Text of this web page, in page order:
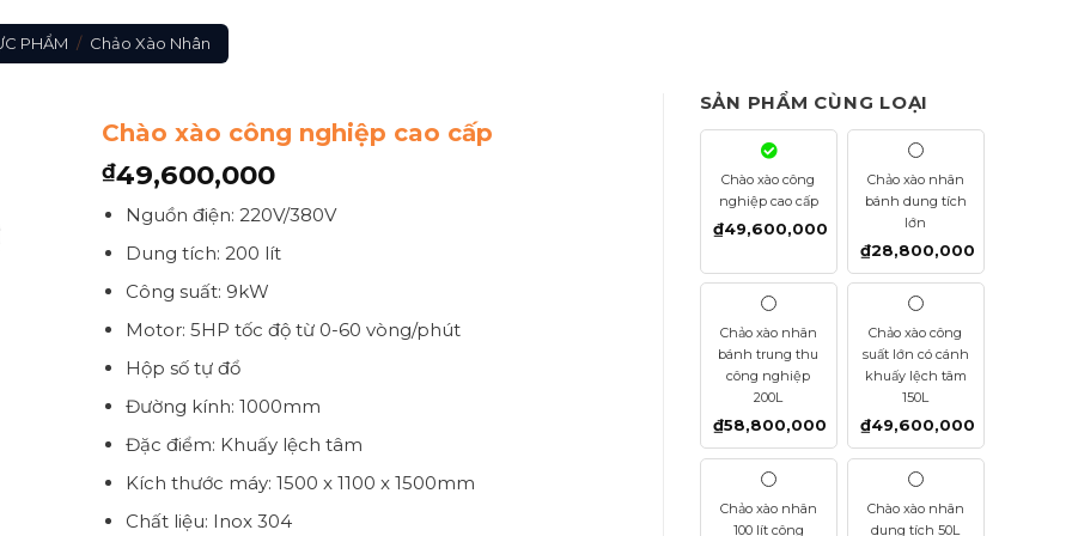
PHẨM / Chảo Xào Nhân
Chào xào công nghiệp cao cấp
₫49,600,000
Nguồn điện: 220V/380V
Dung tích: 200 lít
Công suất: 9kW
Motor: 5HP tốc độ từ 0-60 vòng/phút
Hộp số tự đổ
Đường kính: 1000mm
Đặc điểm: Khuấy lệch tâm
Kích thước máy: 1500 x 1100 x 1500mm
Chất liệu: Inox 304
SẢN PHẨM CÙNG LOẠI
Chào xào công
nghiệp cao cấp
₫49,600,000
Chảo xào nhân
bánh dung tích
lớn
₫28,800,000
Chảo xào nhân
bánh trung thu
công nghiệp
200L
₫58,800,000
Chảo xào công
suất lớn có cánh
khuấy lệch tâm
150L
₫49,600,000
Chảo xào nhân
100 lít công
Chào xào nhân
dung tích 50L